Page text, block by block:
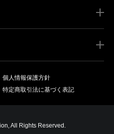
個人情報保護方針
特定商取引法に基づく表記
All Rights Reserved.